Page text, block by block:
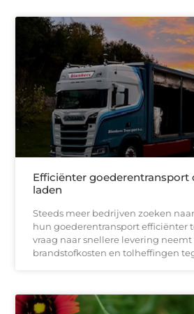
Efficiënter goederentransport
laden
Steeds meer bedrijven zoeken
hun goederentransport efficiënter
vraag naar snellere levering
brandstofkosten en tolheffingen